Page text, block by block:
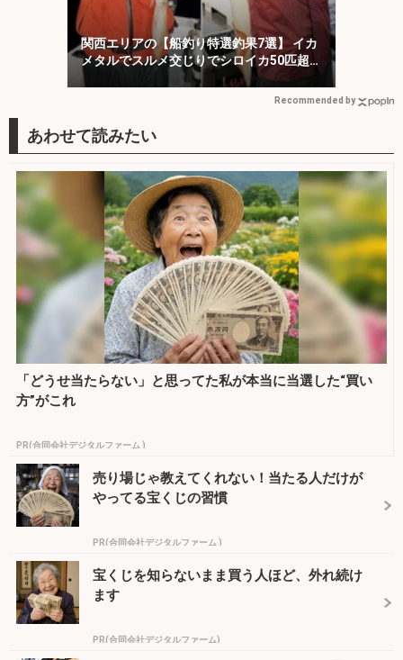
関西エリアの【船釣り特選釣果7選】 イカ
メタルでスルメ交じりでシロイカ50匹超
え！
Recommended by
「どうせ当たらない」と思ってた私が本当に当選した“買い
方”がこれ
PR(合同会社デジタルファーム )
売り場じゃ教えてくれない！当たる人だけが
やってる宝くじの習慣
PR(合同会社デジタルファーム )
宝くじを知らないまま買う人ほど、外れ続け
ます
PR(合同会社デジタルファーム)